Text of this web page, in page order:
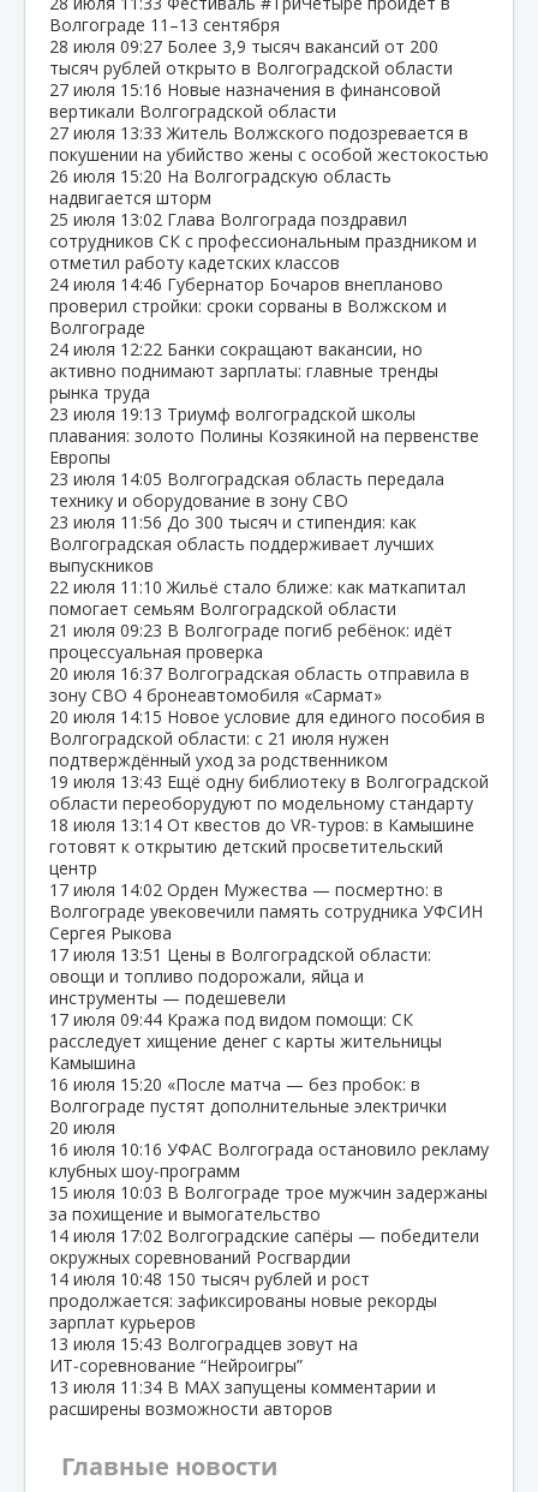
Волгограде 11–13 сентября
28 июля 09:27 Более 3,9 тысяч вакансий от 200
тысяч рублей открыто в Волгоградской области
27 июля 15:16 Новые назначения в финансовой
вертикали Волгоградской области
27 июля 13:33 Житель Волжского подозревается в
покушении на убийство жены с особой жестокостью
26 июля 15:20 На Волгоградскую область
надвигается шторм
25 июля 13:02 Глава Волгограда поздравил
сотрудников СК с профессиональным праздником и
отметил работу кадетских классов
24 июля 14:46 Губернатор Бочаров внепланово
проверил стройки: сроки сорваны в Волжском и
Волгограде
24 июля 12:22 Банки сокращают вакансии, но
активно поднимают зарплаты: главные тренды
рынка труда
23 июля 19:13 Триумф волгоградской школы
плавания: золото Полины Козякиной на первенстве
Европы
23 июля 14:05 Волгоградская область передала
технику и оборудование в зону СВО
23 июля 11:56 До 300 тысяч и стипендия: как
Волгоградская область поддерживает лучших
выпускников
22 июля 11:10 Жильё стало ближе: как маткапитал
помогает семьям Волгоградской области
21 июля 09:23 В Волгограде погиб ребёнок: идёт
процессуальная проверка
20 июля 16:37 Волгоградская область отправила в
зону СВО 4 бронеавтомобиля «Сармат»
20 июля 14:15 Новое условие для единого пособия в
Волгоградской области: с 21 июля нужен
подтверждённый уход за родственником
19 июля 13:43 Ещё одну библиотеку в Волгоградской
области переоборудуют по модельному стандарту
18 июля 13:14 От квестов до VR‑туров: в Камышине
готовят к открытию детский просветительский
центр
17 июля 14:02 Орден Мужества — посмертно: в
Волгограде увековечили память сотрудника УФСИН
Сергея Рыкова
17 июля 13:51 Цены в Волгоградской области:
овощи и топливо подорожали, яйца и
инструменты — подешевели
17 июля 09:44 Кража под видом помощи: СК
расследует хищение денег с карты жительницы
Камышина
16 июля 15:20 «После матча — без пробок: в
Волгограде пустят дополнительные электрички
20 июля
16 июля 10:16 УФАС Волгограда остановило рекламу
клубных шоу‑программ
15 июля 10:03 В Волгограде трое мужчин задержаны
за похищение и вымогательство
14 июля 17:02 Волгоградские сапёры — победители
окружных соревнований Росгвардии
14 июля 10:48 150 тысяч рублей и рост
продолжается: зафиксированы новые рекорды
зарплат курьеров
13 июля 15:43 Волгоградцев зовут на
ИТ‑соревнование “Нейроигры”
13 июля 11:34 В МАХ запущены комментарии и
расширены возможности авторов
Главные новости